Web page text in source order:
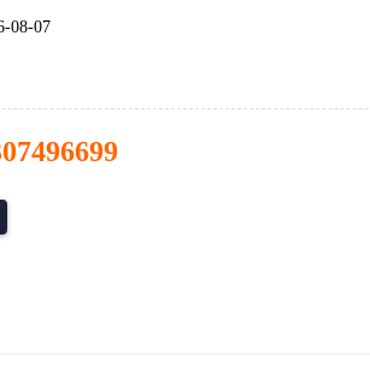
08-07